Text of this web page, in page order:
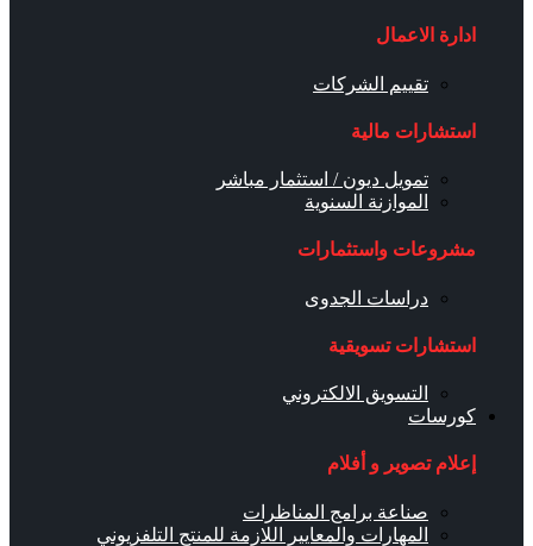
ادارة الاعمال
تقييم الشركات
استشارات مالية
تمويل ديون / استثمار مباشر
الموازنة السنوية
مشروعات واستثمارات
دراسات الجدوى
استشارات تسويقية
التسويق الالكتروني
كورسات
إعلام تصوير و أفلام
صناعة برامج المناظرات
المهارات والمعايير اللازمة للمنتج التلفزيوني